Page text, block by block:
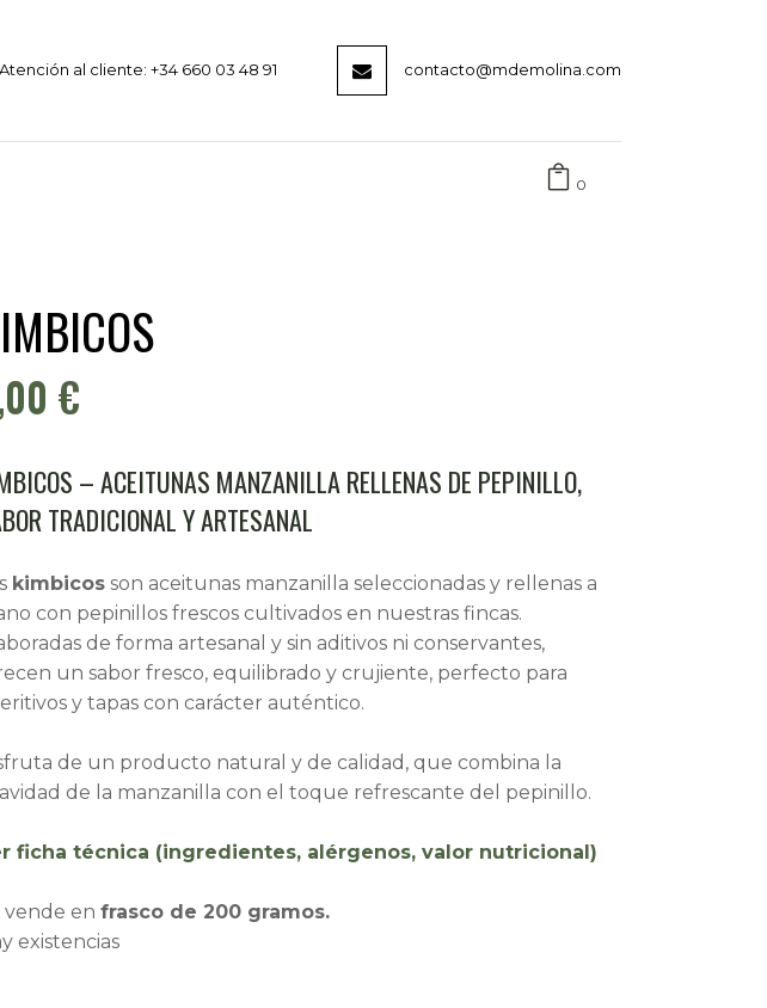
Atención al cliente: +34 660 03 48 91 contacto@mdemolina.com
0
€
– ACEITUNAS MANZANILLA RELLENAS DE PEPINILLO,
TRADICIONAL Y ARTESANAL
kimbicos son aceitunas manzanilla seleccionadas y rellenas a
con pepinillos frescos cultivados en nuestras fincas.
de forma artesanal y sin aditivos ni conservantes,
un sabor fresco, equilibrado y crujiente, perfecto para
y tapas con carácter auténtico.
de un producto natural y de calidad, que combina la
de la manzanilla con el toque refrescante del pepinillo.
ficha técnica (ingredientes, alérgenos, valor nutricional)
vende en frasco de 200 gramos.
existencias